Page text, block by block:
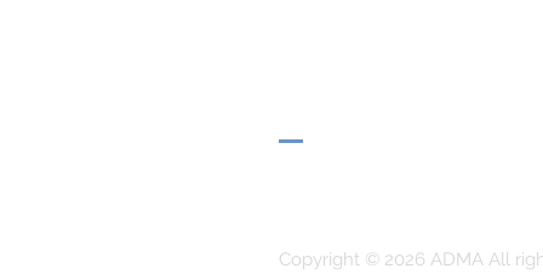
Copyright © 2026 ADMA All